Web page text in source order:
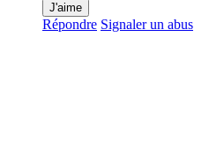
J'aime
Répondre Signaler un abus